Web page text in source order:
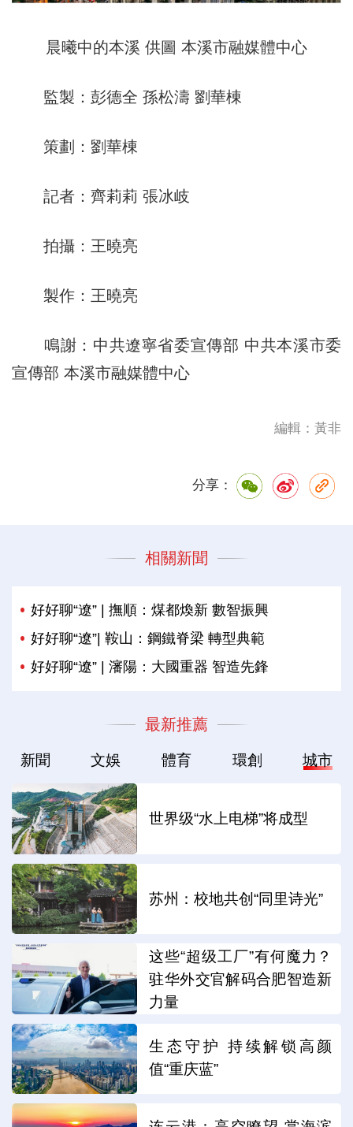
晨曦中的本溪 供圖 本溪市融媒體中心
監製：彭德全 孫松濤 劉華棟
策劃：劉華棟
記者：齊莉莉 張冰岐
拍攝：王曉亮
製作：王曉亮
鳴謝：中共遼寧省委宣傳部 中共本溪市委
宣傳部 本溪市融媒體中心
編輯：黃非
分享：
相關新聞
好好聊“遼” | 撫順：煤都煥新 數智振興
好好聊“遼”| 鞍山：鋼鐵脊梁 轉型典範
好好聊“遼” | 瀋陽：大國重器 智造先鋒
最新推薦
新聞 文娛 體育 環創 城市
世界级“水上电梯”将成型
苏州：校地共创“同里诗光”
这些“超级工厂”有何魔力？
驻华外交官解码合肥智造新
力量
生态守护 持续解锁高颜
值“重庆蓝”